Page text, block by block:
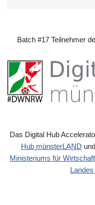
Batch #17 Teilnehmer
Das Digital Hub
Hub münsterLAND
Ministeriums für